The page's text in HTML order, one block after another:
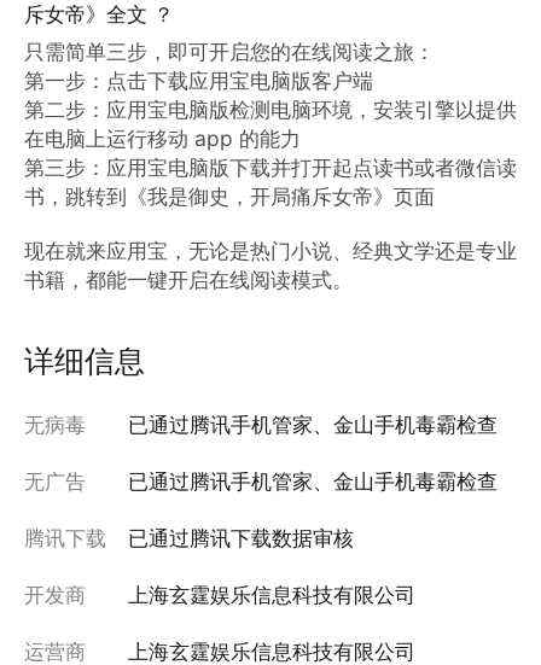
斥女帝》全文 ？
只需简单三步，即可开启您的在线阅读之旅：
第一步：点击下载应用宝电脑版客户端
第二步：应用宝电脑版检测电脑环境，安装引擎以提供
在电脑上运行移动 app 的能力
第三步：应用宝电脑版下载并打开起点读书或者微信读
书，跳转到《我是御史，开局痛斥女帝》页面
现在就来应用宝，无论是热门小说、经典文学还是专业
书籍，都能一键开启在线阅读模式。
详细信息
无病毒 已通过腾讯手机管家、金山手机毒霸检查
无广告 已通过腾讯手机管家、金山手机毒霸检查
腾讯下载 已通过腾讯下载数据审核
开发商 上海玄霆娱乐信息科技有限公司
运营商 上海玄霆娱乐信息科技有限公司